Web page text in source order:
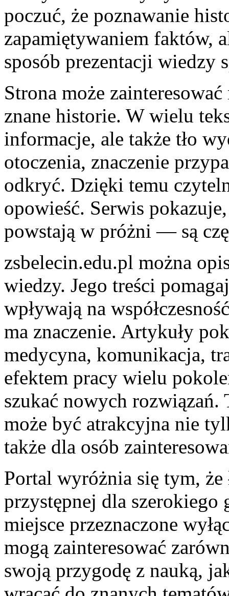
poczuć, że poznawanie
zapamiętywaniem faktów,
sposób prezentacji wiedzy
Strona może
znane historie. W wielu
informacje, ale także tło
otoczenia, znaczenie
odkryć. Dzięki temu
opowieść. Serwis
powstają w próżni — są
zsbelecin.edu.pl można
wiedzy. Jego treści
wpływają na
ma znaczenie. Artykuły
medycyna, komunikacja,
efektem pracy wielu
szukać nowych rozwiązań.
może być atrakcyjna nie
także dla osób
Portal wyróżnia się tym,
przystępnej dla
miejsce przeznaczone
mogą zainteresować
swoją przygodę z nauką,